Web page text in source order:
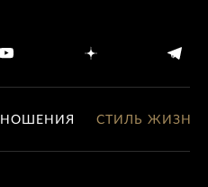
СТИЛЬ ЖИЗНИ